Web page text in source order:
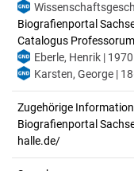
Biografienportal
Catalogus
Eberle, Henrik |
Karsten, George |
Zugehörige
Biografienportal
halle.de/